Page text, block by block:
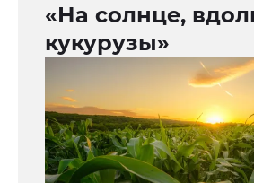
«На солнце,
кукурузы»